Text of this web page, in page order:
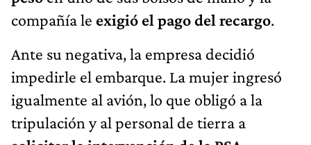
compañía le exigió el pago del recargo.
Ante su negativa, la empresa decidió
impedirle el embarque. La mujer ingresó
igualmente al avión, lo que obligó a la
tripulación y al personal de tierra a